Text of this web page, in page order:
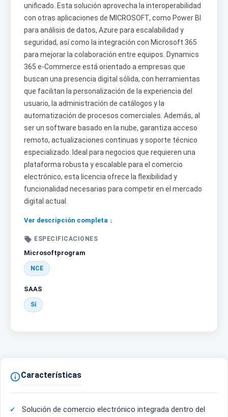
unificado. Esta solución aprovecha la interoperabilidad
con otras aplicaciones de MICROSOFT, como Power BI
para análisis de datos, Azure para escalabilidad y
seguridad, así como la integración con Microsoft 365
para mejorar la colaboración entre equipos. Dynamics
365 e-Commerce está orientado a empresas que
buscan una presencia digital sólida, con herramientas
que facilitan la personalización de la experiencia del
usuario, la administración de catálogos y la
automatización de procesos comerciales. Además, al
ser un software basado en la nube, garantiza acceso
remoto, actualizaciones continuas y soporte técnico
especializado. Ideal para negocios que requieren una
plataforma robusta y escalable para el comercio
electrónico, esta licencia ofrece la flexibilidad y
funcionalidad necesarias para competir en el mercado
digital actual.
Ver descripción completa ↓
 ESPECIFICACIONES
Microsoftprogram
NCE
SAAS
Sí
Características
Solución de comercio electrónico integrada dentro del